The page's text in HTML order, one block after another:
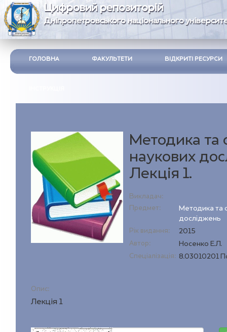
Цифровий репозиторій
Дніпропетровського національного
ГОЛОВНА ФАКУЛЬТЕТИ ВІДКРИТІ РЕСУРСИ
Методика та
наукових
Лекція 1.
Викладач:
Предмет:
Методика та
досліджень
Рік видання: 2015
Автор: Носенко Е.Л.
Спеціалізація: 8.03010201
Опис:
Лекція 1